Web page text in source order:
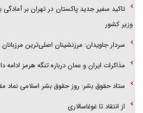
تاکید سفیر جدید پاکستان در تهران بر آمادگی
وزیر کشور
سردار جاویدان: مرزنشینان اصلی‌ترین
مذاکرات ایران و عمان درباره تنگه هرمز ادامه
ستاد حقوق بشر: روز حقوق بشر اسلامی نماد
از انتقاد تا غوغاسالاری